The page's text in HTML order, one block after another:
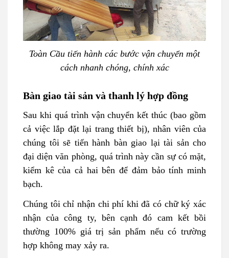
Toàn Cầu tiến hành các bước vận chuyển một
cách nhanh chóng, chính xác
Bàn giao tài sản và thanh lý hợp đồng
Sau khi quá trình vận chuyển kết thúc (bao gồm
cả việc lắp đặt lại trang thiết bị), nhân viên của
chúng tôi sẽ tiến hành bàn giao lại tài sản cho
đại diện văn phòng, quá trình này cần sự có mặt,
kiểm kê của cả hai bên để đảm bảo tính minh
bạch.
Chúng tôi chỉ nhận chi phí khi đã có chữ ký xác
nhận của công ty, bên cạnh đó cam kết bồi
thường 100% giá trị sản phẩm nếu có trường
hợp không may xảy ra.